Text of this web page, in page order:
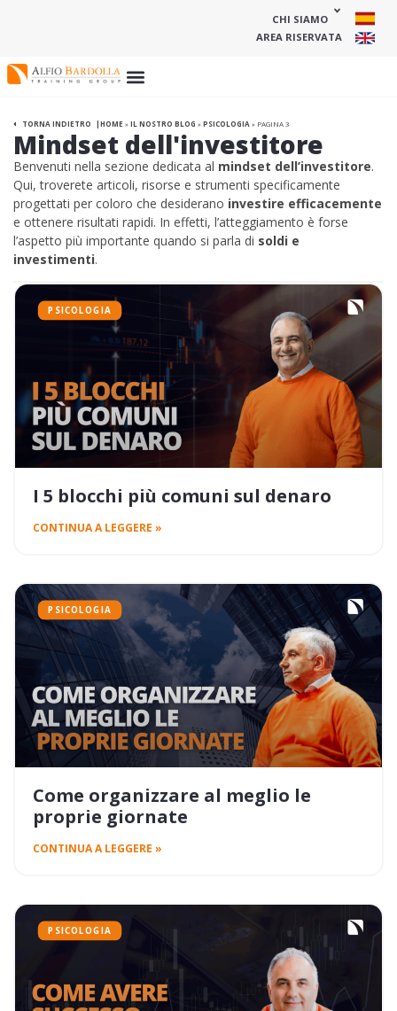
CHI SIAMO
AREA RISERVATA
TORNA INDIETRO HOME »IL NOSTRO BLOG »PSICOLOGIA » PAGINA 3
Mindset dell'investitore
Benvenuti nella sezione dedicata al mindset dell’investitore.
Qui, troverete articoli, risorse e strumenti specificamente
progettati per coloro che desiderano investire efficacemente
e ottenere risultati rapidi. In effetti, l’atteggiamento è forse
l’aspetto più importante quando si parla di soldi e
investimenti.
PSICOLOGIA
I 5 blocchi più comuni sul denaro
CONTINUA A LEGGERE »
PSICOLOGIA
Come organizzare al meglio le
proprie giornate
CONTINUA A LEGGERE »
PSICOLOGIA